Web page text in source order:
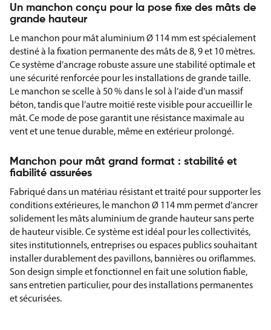
Un manchon conçu pour la pose fixe des mâts de
grande hauteur
Le manchon pour mât aluminium Ø 114 mm est spécialement
destiné à la fixation permanente des mâts de 8, 9 et 10 mètres.
Ce système d’ancrage robuste assure une stabilité optimale et
une sécurité renforcée pour les installations de grande taille.
Le manchon se scelle à 50 % dans le sol à l’aide d’un massif
béton, tandis que l’autre moitié reste visible pour accueillir le
mât. Ce mode de pose garantit une résistance maximale au
vent et une tenue durable, même en extérieur prolongé.
Manchon pour mât grand format : stabilité et
fiabilité assurées
Fabriqué dans un matériau résistant et traité pour supporter les
conditions extérieures, le manchon Ø 114 mm permet d’ancrer
solidement les mâts aluminium de grande hauteur sans perte
de hauteur visible. Ce système est idéal pour les collectivités,
sites institutionnels, entreprises ou espaces publics souhaitant
installer durablement des pavillons, bannières ou oriflammes.
Son design simple et fonctionnel en fait une solution fiable,
sans entretien particulier, pour des installations permanentes
et sécurisées.